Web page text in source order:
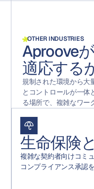
OTHER INDUSTRIES
Aproove
適応する
規制された環境から大
とコントロールが一体
る場所で、複雑なワー
生命保険
複雑な契約者向けコミ
コンプライアンス承認